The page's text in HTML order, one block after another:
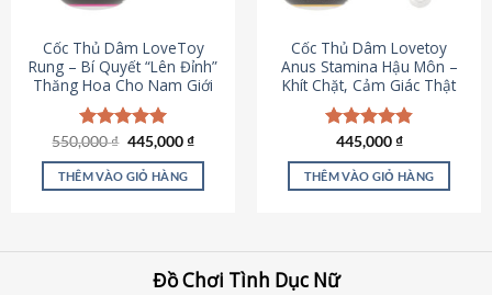
Cốc Thủ Dâm LoveToy
Rung – Bí Quyết “Lên Đỉnh”
Thăng Hoa Cho Nam Giới
Được xếp
hạng5.00
5 sao
550,000₫ Giá
là:
550,000 ₫.
445,000₫Giá
tại
THÊM VÀO GIỎ HÀNG
Cốc Thủ Dâm Lovetoy
Anus Stamina Hậu Môn –
Khít Chặt, Cảm Giác Thật
Được xếp
hạng4.84
5 sao
445,000₫
THÊM VÀO GIỎ HÀNG
Đồ Chơi Tình Dục Nữ